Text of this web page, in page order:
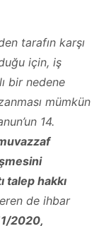
tarafın karşı
için, iş
bir nedene
mümkün
14.
talep hakkı
de ihbar
2020,